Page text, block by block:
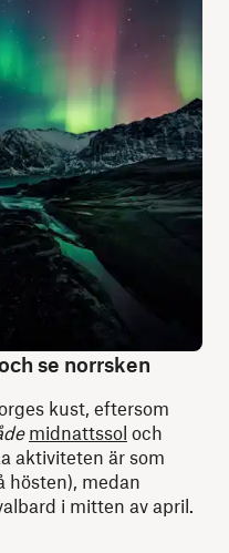
se norrsken
kust, eftersom
midnattssol och
aktiviteten är som
hösten), medan
i mitten av april.